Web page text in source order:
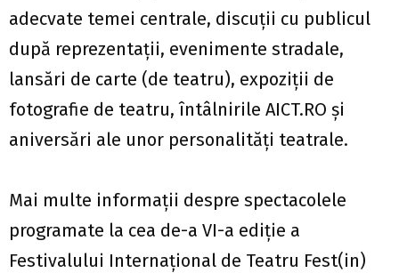
adecvate temei centrale, discuții cu publicul
după reprezentații, evenimente stradale,
lansări de carte (de teatru), expoziții de
fotografie de teatru, întâlnirile AICT.RO și
aniversări ale unor personalități teatrale.
Mai multe informaţii despre spectacolele
programate la cea de-a VI-a ediție a
Festivalului Internaţional de Teatru Fest(in)